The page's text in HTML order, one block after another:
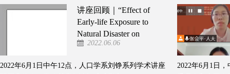
讲座回顾｜“Effect of
Early-life Exposure to
Natural Disaster on
Child Development”讲
2022.06.06
2022年6月1日中午12点，人口学系刘铮系列学术讲座
2022年6月1日